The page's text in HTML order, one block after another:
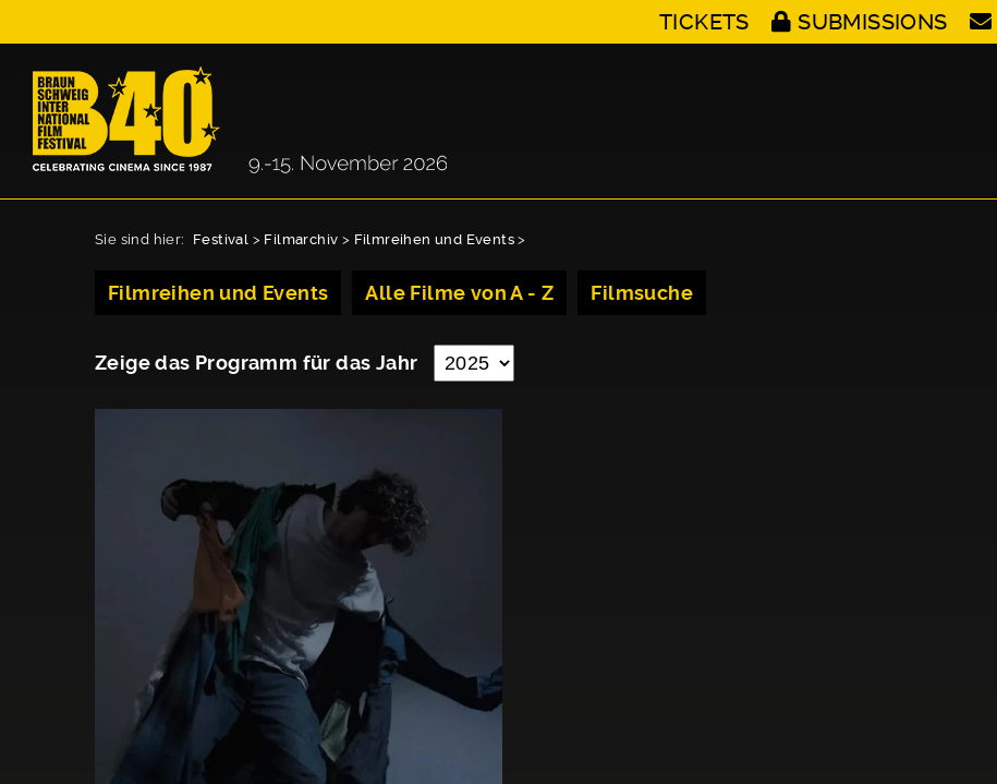
TICKETS SUBMISSIONS
Sie sind hier: Festival > Filmarchiv > Filmreihen und Events >
Filmreihen und Events Alle Filme von A - Z Filmsuche
Zeige das Programm für das Jahr